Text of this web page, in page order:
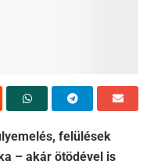
felülések
– akár ötödével is